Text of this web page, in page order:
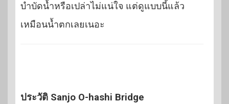
บำบัดน้ำหรือเปล่าไม่แน่ใจ แต่ดูแบบนี้แล้ว
เหมือนน้ำตกเลยเนอะ
ประวัติ Sanjo O-hashi Bridge